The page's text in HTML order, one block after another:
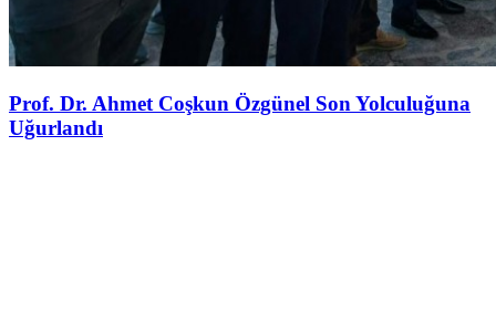
Prof. Dr. Ahmet Coşkun Özgünel Son Yolculuğuna
Uğurlandı